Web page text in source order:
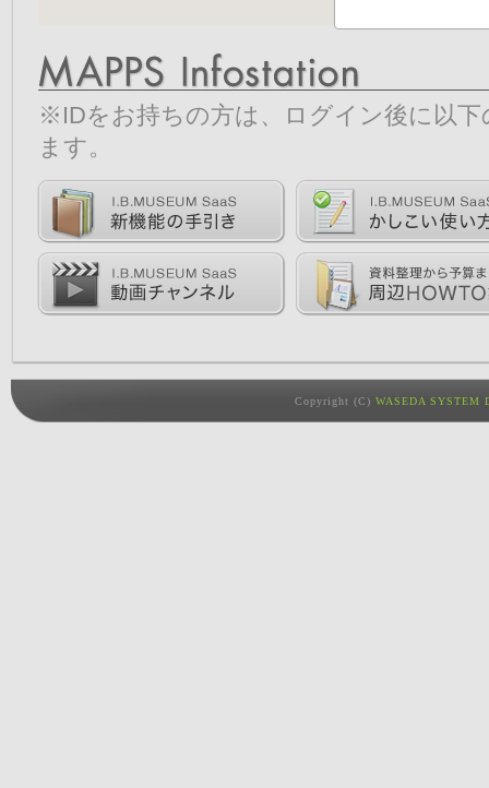
※IDをお持ちの方は、ログイン後に以
ます。
Copyright (C) WASEDA SYSTEM